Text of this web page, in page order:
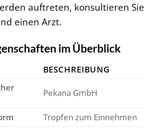
auftreten, konsultieren Sie
einen Arzt.
im Überblick
BESCHREIBUNG
Pekana GmbH
Tropfen zum Einnehmen